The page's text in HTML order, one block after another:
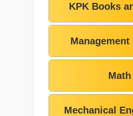
KPK Books
Management
Math
Mechanical